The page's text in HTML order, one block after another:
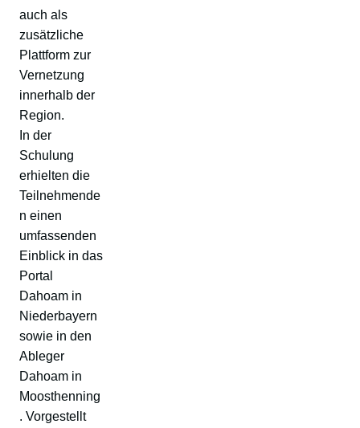
auch als
zusätzliche
Plattform zur
Vernetzung
innerhalb der
Region.
In der
Schulung
erhielten die
Teilnehmende
n einen
umfassenden
Einblick in das
Portal
Dahoam in
Niederbayern
sowie in den
Ableger
Dahoam in
Moosthenning
. Vorgestellt